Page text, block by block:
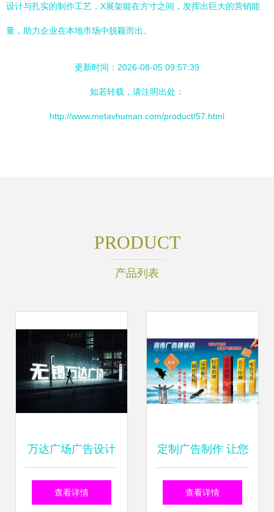
设计与扎实的制作工艺，X展架能在方寸之间，发挥出巨大的营销能
量，助力企业在本地市场中脱颖而出。
更新时间：2026-08-05 09:57:39
如若转载，请注明出处：
http://www.metavhuman.com/product/57.html
PRODUCT
产品列表
万达广场广告设计
软件销售策略 精准
查看详情
定制广告制作 让您
的门口广告效果翻
查看详情